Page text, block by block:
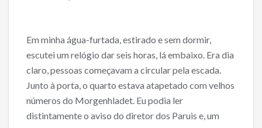
k
Em minha água-furtada, estirado e sem dormir,
escutei um relógio dar seis horas, lá embaixo. Era dia
claro, pessoas começavam a circular pela escada.
Junto à porta, o quarto estava atapetado com velhos
números do Morgenhladet. Eu podia ler
distintamente o aviso do diretor dos Paruis e, um